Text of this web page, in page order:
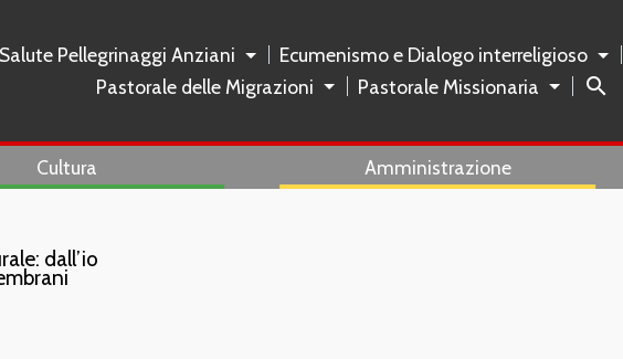
Salute Pellegrinaggi Anziani
Ecumenismo e Dialogo interreligioso
Pastorale delle Migrazioni
Pastorale Missionaria search
Cultura Amministrazione
dall’io